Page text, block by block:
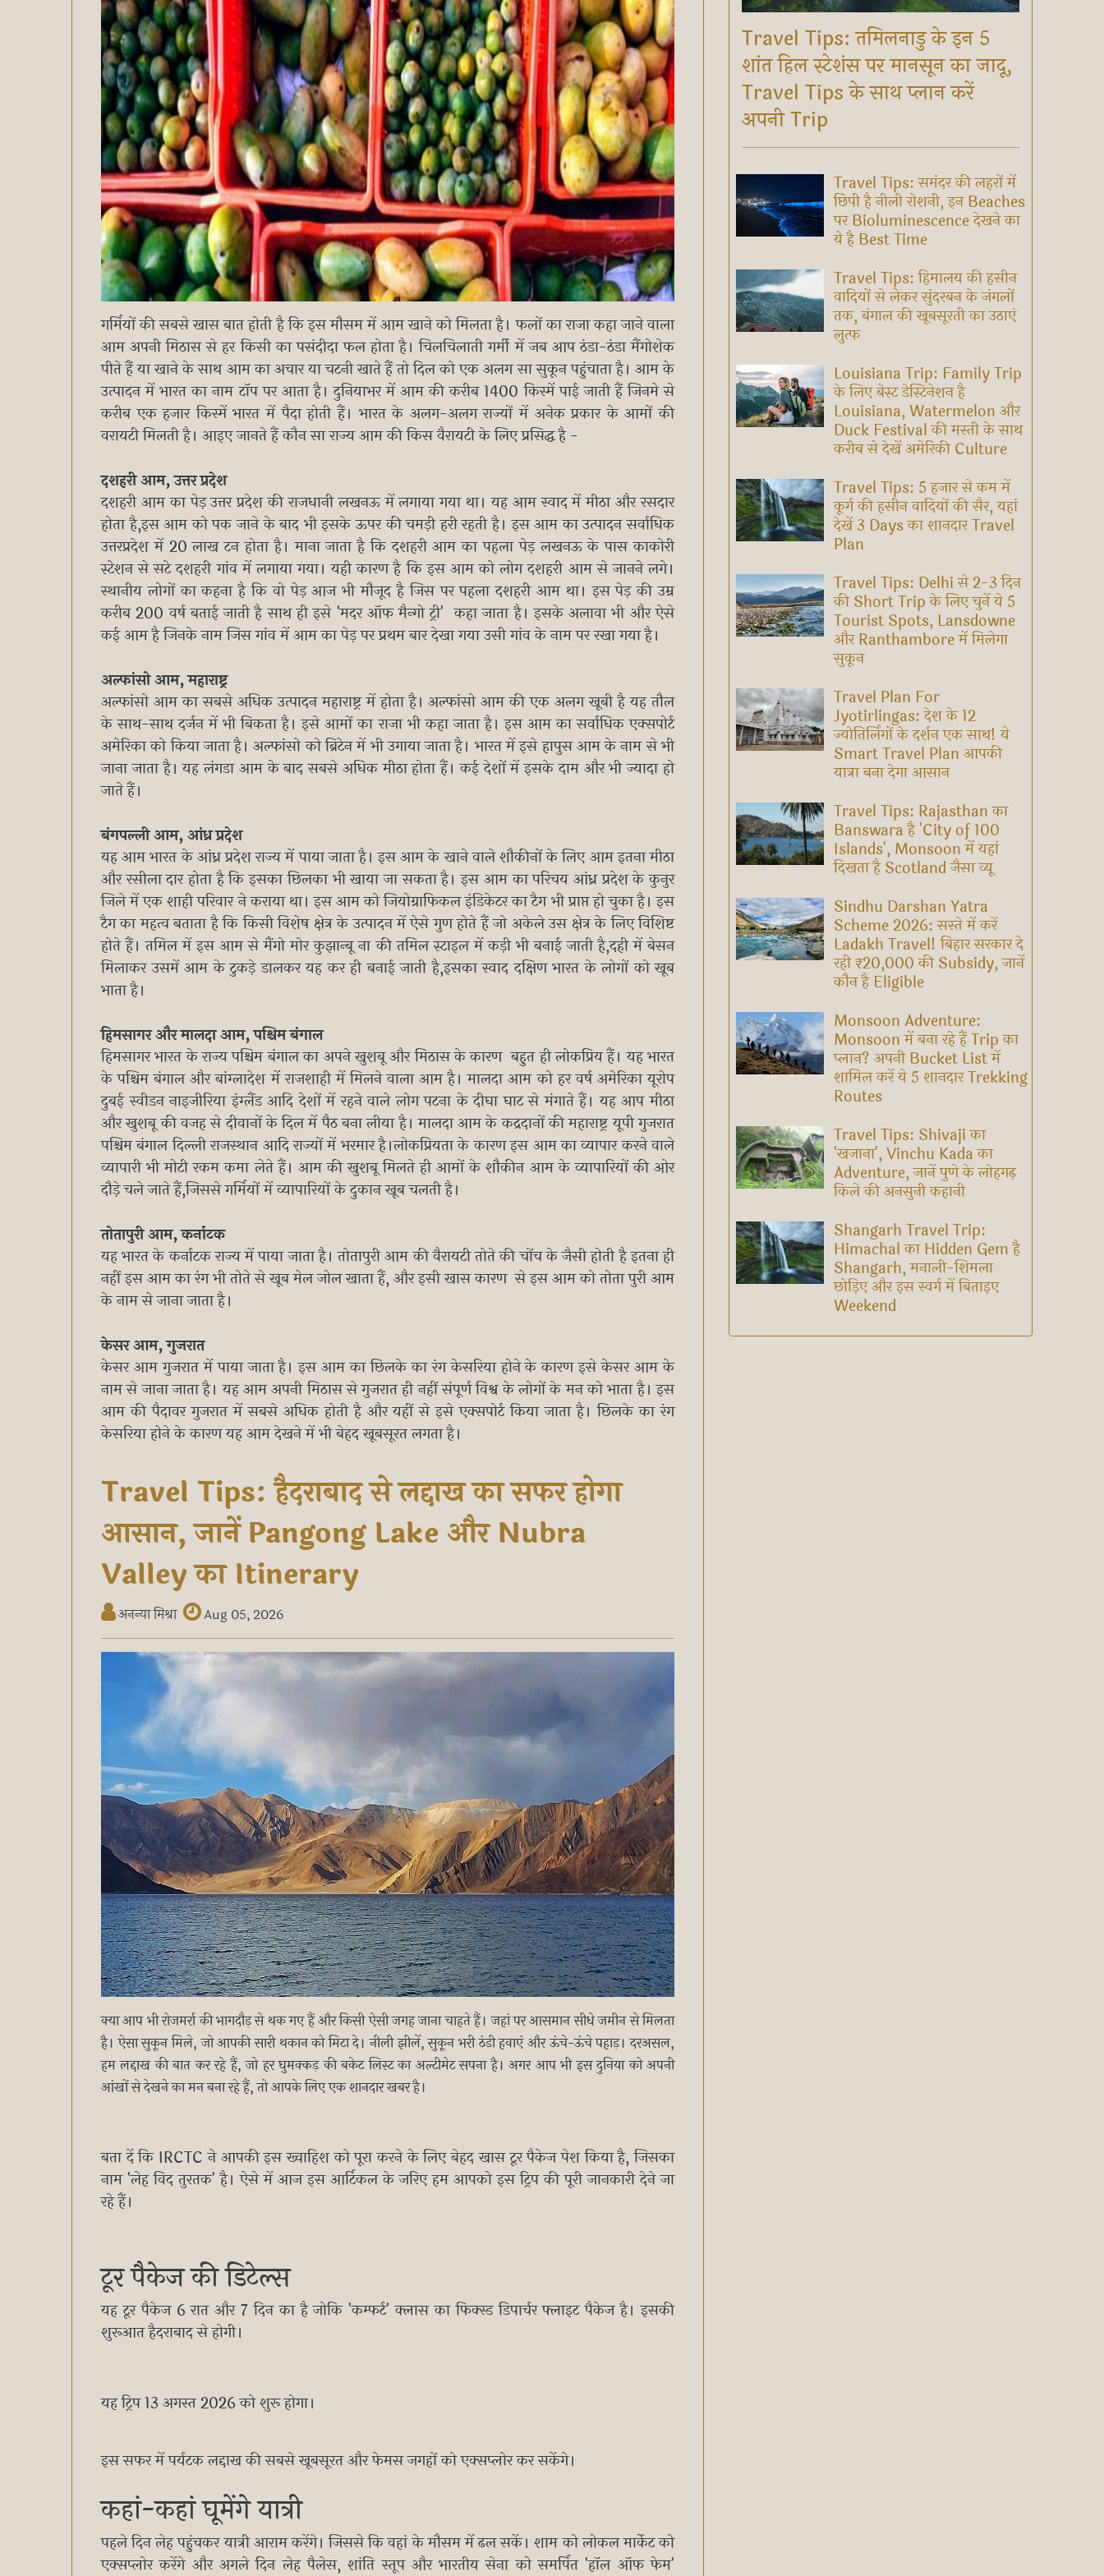
गर्मियों की सबसे खास बात होती है कि इस मौसम में आम खाने को मिलता है। फलों का राजा कहा जाने वाला
आम अपनी मिठास से हर किसी का पसंदीदा फल होता है। चिलचिलाती गर्मी में जब आप ठंडा-ठंडा मैंगोशेक
पीते हैं या खाने के साथ आम का अचार या चटनी खाते हैं तो दिल को एक अलग सा सुकून पहुंचाता है। आम के
उत्पादन में भारत का नाम टॉप पर आता है। दुनियाभर में आम की करीब 1400 किस्में पाई जाती हैं जिनमे से
करीब एक हजार किस्में भारत में पैदा होती हैं। भारत के अलग-अलग राज्यों में अनेक प्रकार के आमों की
वरायटी मिलती है। आइए जानते हैं कौन सा राज्य आम की किस वैरायटी के लिए प्रसिद्ध है -
दशहरी आम, उत्तर प्रदेश
दशहरी आम का पेड़ उत्तर प्रदेश की राजधानी लखनऊ में लगाया गया था। यह आम स्वाद में मीठा और रसदार
होता है,इस आम को पक जाने के बाद भी इसके ऊपर की चमड़ी हरी रहती है। इस आम का उत्पादन सर्वाधिक
उत्तरप्रदेश में 20 लाख टन होता है। माना जाता है कि दशहरी आम का पहला पेड़ लखनऊ के पास काकोरी
स्टेशन से सटे दशहरी गांव में लगाया गया। यही कारण है कि इस आम को लोग दशहरी आम से जानने लगे।
स्थानीय लोगों का कहना है कि वो पेड़ आज भी मौजूद है जिस पर पहला दशहरी आम था। इस पेड़ की उम्र
करीब 200 वर्ष बताई जाती है साथ ही इसे 'मदर ऑफ मैन्गो ट्री' कहा जाता है। इसके अलावा भी और ऐसे
कई आम है जिनके नाम जिस गांव में आम का पेड़ पर प्रथम बार देखा गया उसी गांव के नाम पर रखा गया है।
अल्फांसो आम, महाराष्ट्र
अल्फांसो आम का सबसे अधिक उत्पादन महाराष्ट्र में होता है। अल्फांसो आम की एक अलग खूबी है यह तौल
के साथ-साथ दर्जन में भी बिकता है। इसे आमों का राजा भी कहा जाता है। इस आम का सर्वाधिक एक्सपोर्ट
अमेरिका को किया जाता है। अल्फांसो को ब्रिटेन में भी उगाया जाता है। भारत में इसे हापुस आम के नाम से भी
जाना जाता है। यह लंगडा आम के बाद सबसे अधिक मीठा होता हैं। कई देशों में इसके दाम और भी ज्यादा हो
जाते हैं।
बंगपल्ली आम, आंध्र प्रदेश
यह आम भारत के आंध्र प्रदेश राज्य में पाया जाता है। इस आम के खाने वाले शौकीनों के लिए आम इतना मीठा
और रसीला दार होता है कि इसका छिलका भी खाया जा सकता है। इस आम का परिचय आंध्र प्रदेश के कुनुर
जिले में एक शाही परिवार ने कराया था। इस आम को जियोग्राफिकल इंडिकेटर का टैग भी प्राप्त हो चुका है। इस
टैग का महत्व बताता है कि किसी विशेष क्षेत्र के उत्पादन में ऐसे गुण होते हैं जो अकेले उस क्षेत्र के लिए विशिष्ट
होते हैं। तमिल में इस आम से मैंगो मोर कुझान्बू ना की तमिल स्टाइल में कड़ी भी बनाई जाती है,दही में बेसन
मिलाकर उसमें आम के टुकड़े डालकर यह कर ही बनाई जाती है,इसका स्वाद दक्षिण भारत के लोगों को खूब
भाता है।
हिमसागर और मालदा आम, पश्चिम बंगाल
हिमसागर भारत के राज्य पश्चिम बंगाल का अपने खुशबू और मिठास के कारण बहुत ही लोकप्रिय हैं। यह भारत
के पश्चिम बंगाल और बांग्लादेश में राजशाही में मिलने वाला आम है। मालदा आम को हर वर्ष अमेरिका यूरोप
दुबई स्वीडन नाइजीरिया इंग्लैंड आदि देशों में रहने वाले लोग पटना के दीघा घाट से मंगाते हैं। यह आप मीठा
और खुशबू की वजह से दीवानों के दिल में पैठ बना लीया है। मालदा आम के कद्रदानों की महाराष्ट्र यूपी गुजरात
पश्चिम बंगाल दिल्ली राजस्थान आदि राज्यों में भरमार है।लोकप्रियता के कारण इस आम का व्यापार करने वाले
व्यापारी भी मोटी रकम कमा लेते हैं। आम की खुशबू मिलते ही आमों के शौकीन आम के व्यापारियों की ओर
दौड़े चले जाते हैं,जिससे गर्मियों में व्यापारियों के दुकान खूब चलती है।
तोतापुरी आम, कर्नाटक
यह भारत के कर्नाटक राज्य में पाया जाता है। तोतापुरी आम की वैरायटी तोते की चोंच के जैसी होती है इतना ही
नहीं इस आम का रंग भी तोते से खूब मेल जोल खाता हैं, और इसी खास कारण से इस आम को तोता पुरी आम
के नाम से जाना जाता है।
केसर आम, गुजरात
केसर आम गुजरात में पाया जाता है। इस आम का छिलके का रंग केसरिया होने के कारण इसे केसर आम के
नाम से जाना जाता है। यह आम अपनी मिठास से गुजरात ही नहीं संपूर्ण विश्व के लोगों के मन को भाता है। इस
आम की पैदावर गुजरात में सबसे अधिक होती है और यहीं से इसे एक्सपोर्ट किया जाता है। छिलके का रंग
केसरिया होने के कारण यह आम देखने में भी बेहद खूबसूरत लगता है।
Travel Tips: हैदराबाद से लद्दाख का सफर होगा
आसान, जानें Pangong Lake और Nubra
Valley का Itinerary
अनन्या मिश्रा Aug 05, 2026
क्या आप भी रोजमर्रा की भागदौड़ से थक गए हैं और किसी ऐसी जगह जाना चाहते हैं। जहां पर आसमान सीधे जमीन से मिलता
है। ऐसा सुकून मिले, जो आपकी सारी थकान को मिटा दे। नीली झीलें, सुकून भरी ठंडी हवाएं और ऊंचे-ऊंचे पहाड़। दरअसल,
हम लद्दाख की बात कर रहे हैं, जो हर घुमक्कड़ की बकेट लिस्ट का अल्टीमेट सपना है। अगर आप भी इस दुनिया को अपनी
आंखों से देखने का मन बना रहे हैं, तो आपके लिए एक शानदार खबर है।
बता दें कि IRCTC ने आपकी इस ख्वाहिश को पूरा करने के लिए बेहद खास टूर पैकेज पेश किया है, जिसका
नाम 'लेह विद तुरतक' है। ऐसे में आज इस आर्टिकल के जरिए हम आपको इस ट्रिप की पूरी जानकारी देने जा
रहे हैं।
टूर पैकेज की डिटेल्स
यह टूर पैकेज 6 रात और 7 दिन का है जोकि 'कम्फर्ट' क्लास का फिक्स्ड डिपार्चर फ्लाइट पैकेज है। इसकी
शुरूआत हैदराबाद से होगी।
यह ट्रिप 13 अगस्त 2026 को शुरू होगा।
इस सफर में पर्यटक लद्दाख की सबसे खूबसूरत और फेमस जगहों को एक्सप्लोर कर सकेंगे।
कहां-कहां घूमेंगे यात्री
पहले दिन लेह पहुंचकर यात्री आराम करेंगे। जिससे कि वहां के मौसम में ढल सकें। शाम को लोकल मार्केट को
एक्सप्लोर करेंगे और अगले दिन लेह पैलेस, शांति स्तूप और भारतीय सेना को समर्पित 'हॉल ऑफ फेम'
Travel Tips: तमिलनाडु के इन 5
शांत हिल स्टेशंस पर मानसून का जादू,
Travel Tips के साथ प्लान करें
अपनी Trip
Travel Tips: समंदर की लहरों में
छिपी है नीली रोशनी, इन Beaches
पर Bioluminescence देखने का
ये है Best Time
Travel Tips: हिमालय की हसीन
वादियों से लेकर सुंदरबन के जंगलों
तक, बंगाल की खूबसूरती का उठाएं
लुत्फ
Louisiana Trip: Family Trip
के लिए बेस्ट डेस्टिनेशन है
Louisiana, Watermelon और
Duck Festival की मस्ती के साथ
करीब से देखें अमेरिकी Culture
Travel Tips: 5 हजार से कम में
कूर्ग की हसीन वादियों की सैर, यहां
देखें 3 Days का शानदार Travel
Plan
Travel Tips: Delhi से 2-3 दिन
की Short Trip के लिए चुनें ये 5
Tourist Spots, Lansdowne
और Ranthambore में मिलेगा
सुकून
Travel Plan For
Jyotirlingas: देश के 12
ज्योतिर्लिंगों के दर्शन एक साथ! ये
Smart Travel Plan आपकी
यात्रा बना देगा आसान
Travel Tips: Rajasthan का
Banswara है 'City of 100
Islands', Monsoon में यहां
दिखता है Scotland जैसा व्यू
Sindhu Darshan Yatra
Scheme 2026: सस्ते में करें
Ladakh Travel! बिहार सरकार दे
रही ₹20,000 की Subsidy, जानें
कौन है Eligible
Monsoon Adventure:
Monsoon में बना रहे हैं Trip का
प्लान? अपनी Bucket List में
शामिल करें ये 5 शानदार Trekking
Routes
Travel Tips: Shivaji का
'खजाना', Vinchu Kada का
Adventure, जानें पुणे के लोहगढ़
किले की अनसुनी कहानी
Shangarh Travel Trip:
Himachal का Hidden Gem है
Shangarh, मनाली-शिमला
छोड़िए और इस स्वर्ग में बिताइए
Weekend